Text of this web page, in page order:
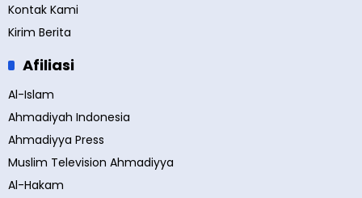
Kontak Kami
Kirim Berita
Afiliasi
Al-Islam
Ahmadiyah Indonesia
Ahmadiyya Press
Muslim Television Ahmadiyya
Al-Hakam